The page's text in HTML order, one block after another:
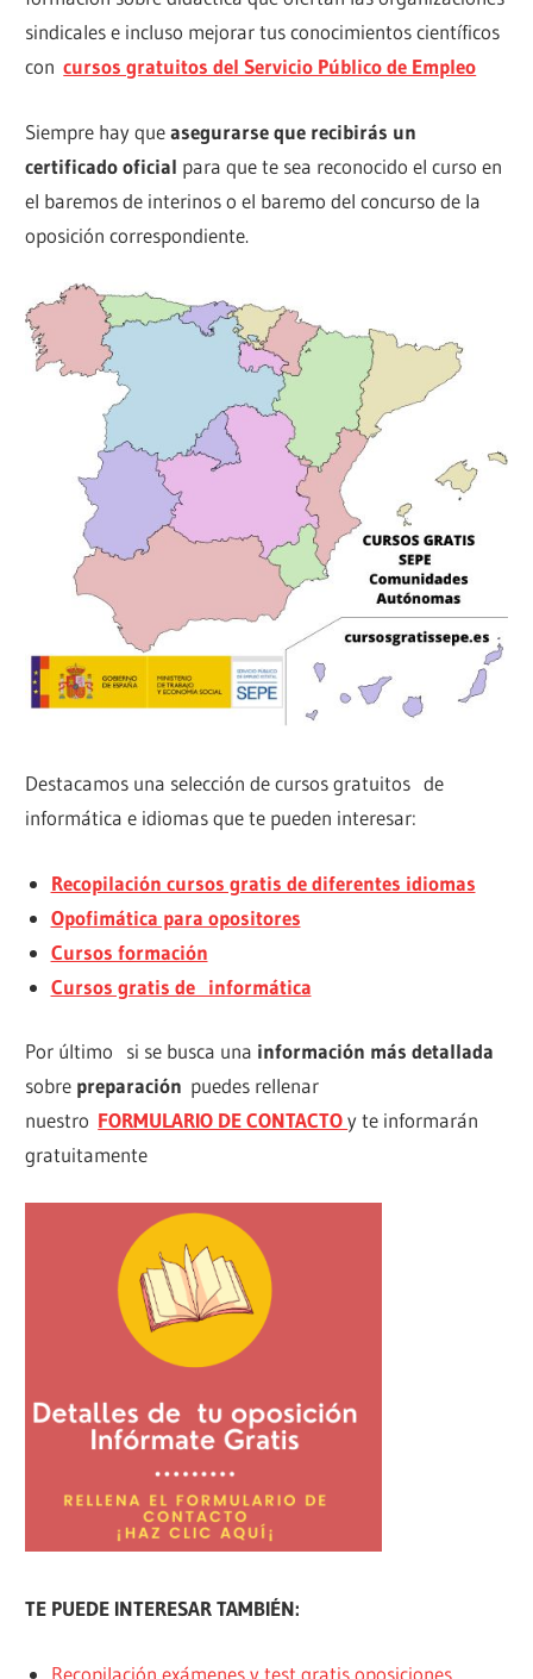
sindicales e incluso mejorar tus conocimientos científicos
con cursos gratuitos del Servicio Público de Empleo
Siempre hay queasegurarse que recibirás un
certificado oficial para que te sea reconocido el curso en
el baremos de interinos o el baremo del concurso de la
oposición correspondiente.
Destacamos una selección de cursos gratuitos de
informática e idiomas que te pueden interesar:
Recopilación cursos gratis de diferentes idiomas
Opofimática para opositores
Cursos formación
Cursos gratis de informática
Por último si se busca una información más detallada
sobre preparación puedes rellenar
nuestro FORMULARIO DE CONTACTOy te informarán
gratuitamente
TE PUEDE INTERESAR TAMBIÉN:
Recopilación exámenes y test gratis oposiciones